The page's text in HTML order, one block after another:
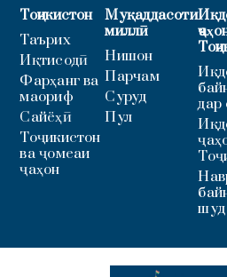
Тоҷикистон
Таърих
Иқтисодӣ
Фарҳанг ва
маориф
Сайёҳӣ
Тоҷикистон
ва ҷомеаи
ҷаҳон
Муқаддасоти
миллӣ
Нишон
Парчам
Суруд
Пул
дар
шуд